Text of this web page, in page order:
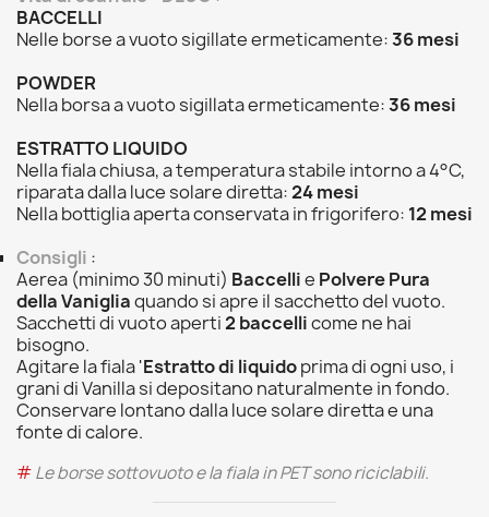
BACCELLI
Nelle borse a vuoto sigillate ermeticamente:36 mesi
POWDER
Nella borsa a vuoto sigillata ermeticamente:36 mesi
ESTRATTO LIQUIDO
Nella fiala chiusa, a temperatura stabile intorno a 4°C,
riparata dalla luce solare diretta:24 mesi
Nella bottiglia aperta conservata in frigorifero: 12 mesi
Consigli :
Aerea (minimo 30 minuti) Baccellie Polvere Pura
della Vanigliaquando si apre il sacchetto del vuoto.
Sacchetti di vuoto aperti2 baccellicome ne hai
bisogno.
Agitare la fiala 'Estratto di liquidoprima di ogni uso, i
grani di Vanilla si depositano naturalmente in fondo.
Conservare lontano dalla luce solare diretta e una
fonte di calore.
#Le borse sottovuoto e la fiala in PET sono riciclabili.